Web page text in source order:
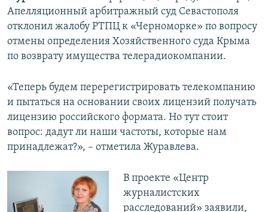
Апелляционный арбитражный суд Севастополя
отклонил жалобу РТПЦ к «Черноморке» по вопросу
отмены определения Хозяйственного суда Крыма
по возврату имущества телерадиокомпании.
«Теперь будем перерегистрировать телекомпанию
и пытаться на основании своих лицензий получать
лицензию российского формата. Но тут стоит
вопрос: дадут ли наши частоты, которые нам
принадлежат?», – отметила Журавлева.
В проекте «Центр
журналистских
расследований» заявили,